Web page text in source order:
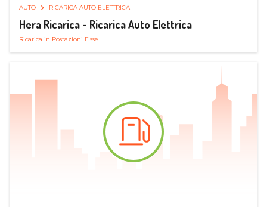
AUTO RICARICA AUTO ELETTRICA
Hera Ricarica - Ricarica Auto Elettrica
Ricarica in Postazioni Fisse